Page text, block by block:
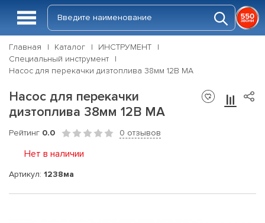
Главная Каталог
ИНСТРУМЕНТ
Специальный инструмент
Насос для перекачки дизтоплива 38мм 12В МА
Насос для перекачки
дизтоплива 38мм 12В МА
Рейтинг 0.0 0 отзывов
Нет в наличии
Артикул: 1238ма